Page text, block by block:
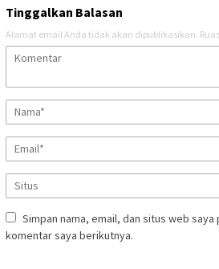
Tinggalkan Balasan
Alamat email Anda tidak akan dipublikasikan.
Simpan nama, email, dan situs web
komentar saya berikutnya.